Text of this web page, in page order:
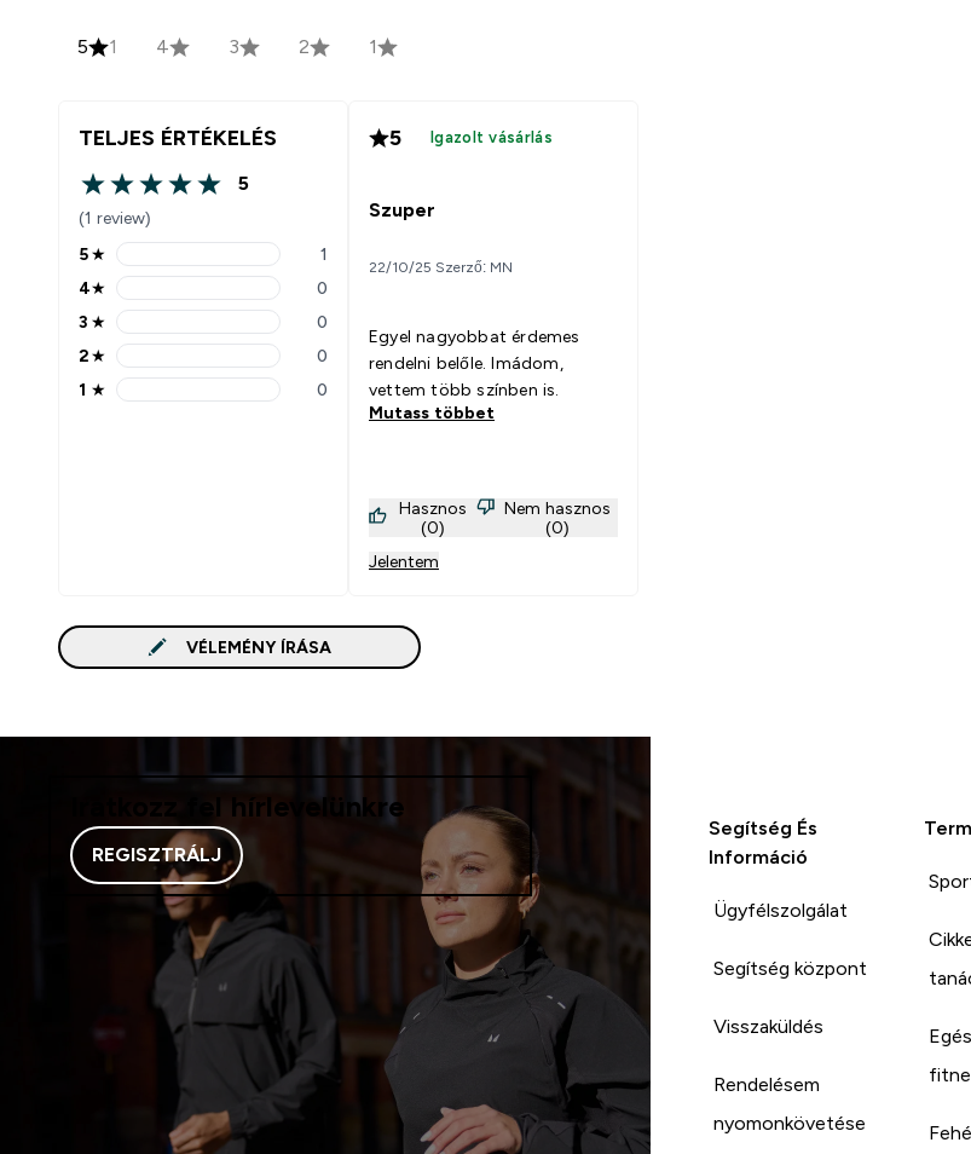
5 1 4 3 2 1
TELJES ÉRTÉKELÉS
5 out of 5 stars
5
(1 review)
5 stars rating 1 reviews
5★ 1
4 stars rating 0 reviews
4★ 0
3 stars rating 0 reviews
3 ★ 0
2 stars rating 0 reviews
2★ 0
1 stars rating 0 reviews
1 ★ 0
5 Igazolt vásárlás
Szuper
22/10/25 Szerző: MN
Egyel nagyobbat érdemes
rendelni belőle. Imádom,
vettem több színben is.
Mutass többet
Hasznos
(0)
Nem hasznos
(0)
Jelentem
VÉLEMÉNY ÍRÁSA
Iratkozz fel hírlevelünkre
REGISZTRÁLJ
Segítség És
Információ
Ügyfélszolgálat
Segítség központ
Visszaküldés
Rendelésem
nyomonkövetése